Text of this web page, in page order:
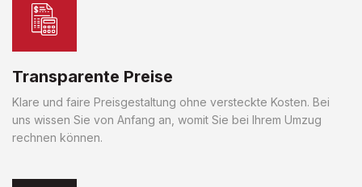
Transparente Preise
Klare und faire Preisgestaltung ohne versteckte Kosten. Bei
uns wissen Sie von Anfang an, womit Sie bei Ihrem Umzug
rechnen können.